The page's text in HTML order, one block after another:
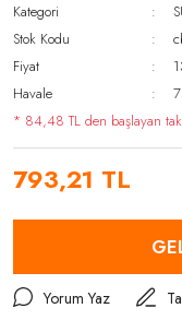
Kategori
Stok Kodu
Fiyat
Havale
* 84,48 TL den başlayan
793,21 TL
Yorum Yaz